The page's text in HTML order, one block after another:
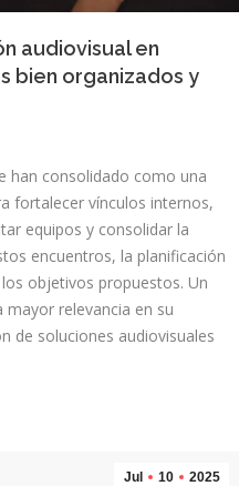
audiovisual en
bien organizados y
han consolidado como una
fortalecer vínculos internos,
equipos y consolidar la
encuentros, la planificación
objetivos propuestos. Un
mayor relevancia en su
de soluciones audiovisuales
Jul 10 2025